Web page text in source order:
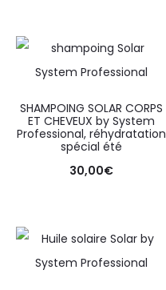
SHAMPOING SOLAR CORPS
ET CHEVEUX by System
Professional, réhydratation
spécial été
30,00€